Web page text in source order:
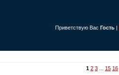
Приветствую Вас Гость |
1 2 3 15 16